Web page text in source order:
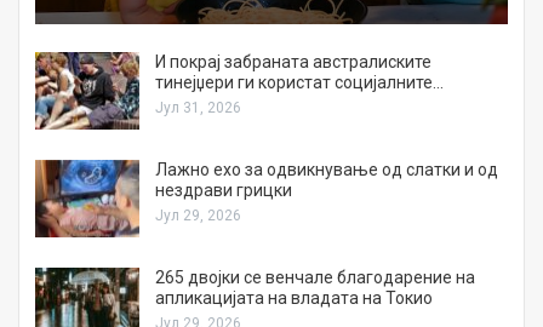
И покрај забраната австралиските
тинејџери ги користат социјалните…
Јул 31, 2026
Лажно ехо за одвикнување од слатки и од
нездрави грицки
Јул 29, 2026
265 двојки се венчале благодарение на
апликацијата на владата на Токио
Јул 29, 2026